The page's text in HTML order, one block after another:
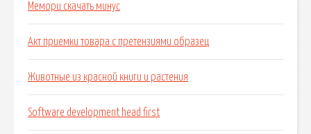
Мемори скачать минус
Акт приемки товара с претензиями образец
Животные из красной книги и растения
Software development head first